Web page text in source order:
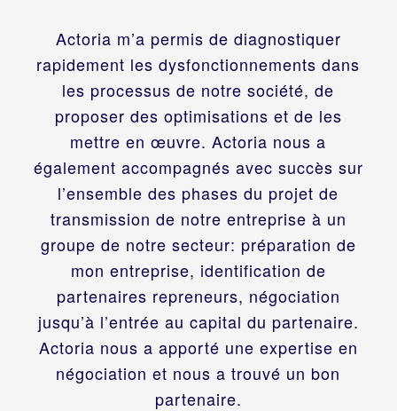
Actoria m’a permis de diagnostiquer
rapidement les dysfonctionnements dans
les processus de notre société, de
proposer des optimisations et de les
mettre en œuvre. Actoria nous a
également accompagnés avec succès sur
l’ensemble des phases du projet de
transmission de notre entreprise à un
groupe de notre secteur: préparation de
mon entreprise, identification de
partenaires repreneurs, négociation
jusqu’à l’entrée au capital du partenaire.
Actoria nous a apporté une expertise en
négociation et nous a trouvé un bon
partenaire.